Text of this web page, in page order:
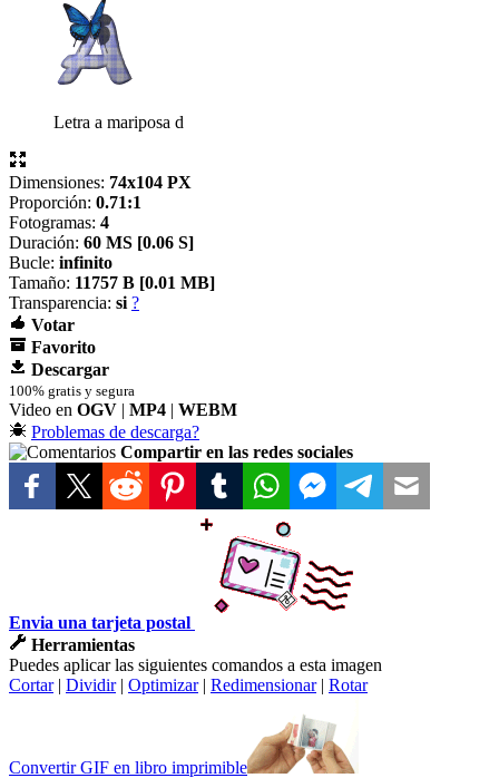
Letra a mariposa d
Dimensiones: 74x104 PX
Proporción: 0.71:1
Fotogramas: 4
Duración: 60 MS [0.06 S]
Bucle: infinito
Tamaño: 11757 B [0.01 MB]
Transparencia: si ?
Votar
Favorito
Descargar
100% gratis y segura
Video en OGV | MP4 | WEBM
Problemas de descarga?
Compartir en las redes sociales
Envia una tarjeta postal
Herramientas
Puedes aplicar las siguientes comandos a esta imagen
Cortar| Dividir| Optimizar| Redimensionar| Rotar
Convertir GIF en libro imprimible